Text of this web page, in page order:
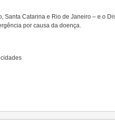
Santa Catarina e Rio de Janeiro – e o
por causa da doença.